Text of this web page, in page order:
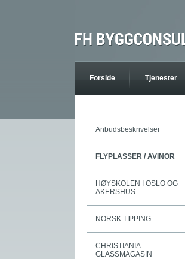
Forside Tjenester
Anbudsbeskrivelser
FLYPLASSER / AVINOR
HØYSKOLEN I OSLO OG
AKERSHUS
NORSK TIPPING
CHRISTIANIA
GLASSMAGASIN